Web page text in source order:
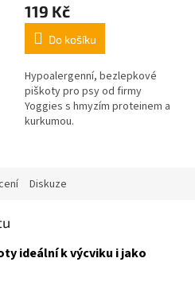
119 Kč
Do košíku
Hypoalergenní, bezlepkové
piškoty pro psy od firmy
Yoggies s hmyzím proteinem a
kurkumou.
Diskuze
ideální k výcviku i jako